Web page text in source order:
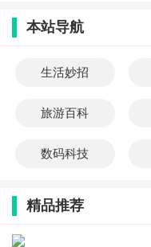
本站导航
生活妙招
旅游百科
数码科技
精品推荐